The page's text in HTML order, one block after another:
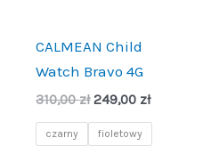
CALMEAN Child
Watch Bravo 4G
310,00zł Pierwotna
wynosiła:
249,00 złAktualna
czarny
fioletowy